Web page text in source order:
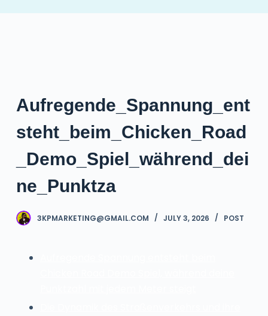
c
n
e
n
Aufregende_Spannung_ent
steht_beim_Chicken_Road
_Demo_Spiel_während_dei
ne_Punktza
3KPMARKETING@GMAIL.COM JULY 3, 2026 POST